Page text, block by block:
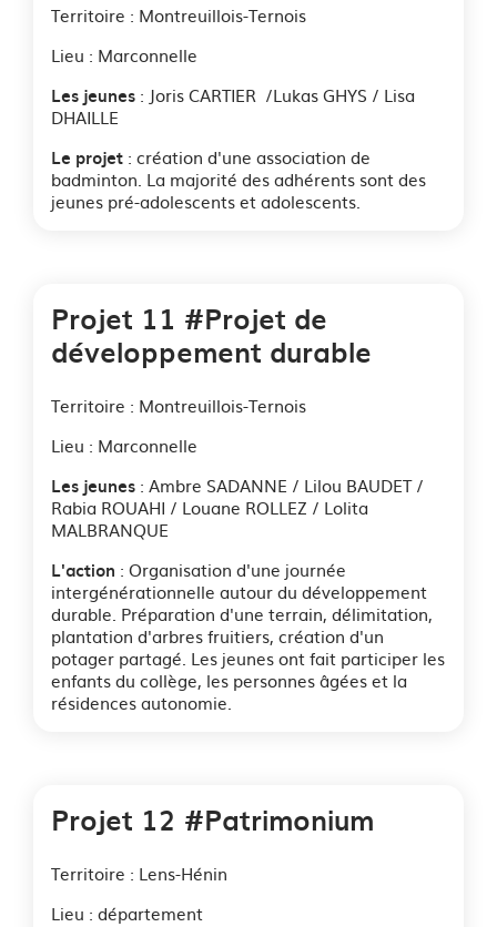
Territoire : Montreuillois-Ternois
Lieu : Marconnelle
Les jeunes : Joris CARTIER /Lukas GHYS / Lisa
DHAILLE
Le projet : création d'une association de
badminton. La majorité des adhérents sont des
jeunes pré-adolescents et adolescents.
Projet 11 #Projet de
développement durable
Territoire : Montreuillois-Ternois
Lieu : Marconnelle
Les jeunes : Ambre SADANNE / Lilou BAUDET /
Rabia ROUAHI / Louane ROLLEZ / Lolita
MALBRANQUE
L'action : Organisation d'une journée
intergénérationnelle autour du développement
durable. Préparation d'une terrain, délimitation,
plantation d'arbres fruitiers, création d'un
potager partagé. Les jeunes ont fait participer les
enfants du collège, les personnes âgées et la
résidences autonomie.
Projet 12 #Patrimonium
Territoire : Lens-Hénin
Lieu : département